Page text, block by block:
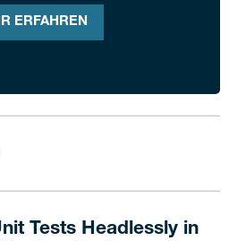
ERFAHREN
Tests Headlessly in